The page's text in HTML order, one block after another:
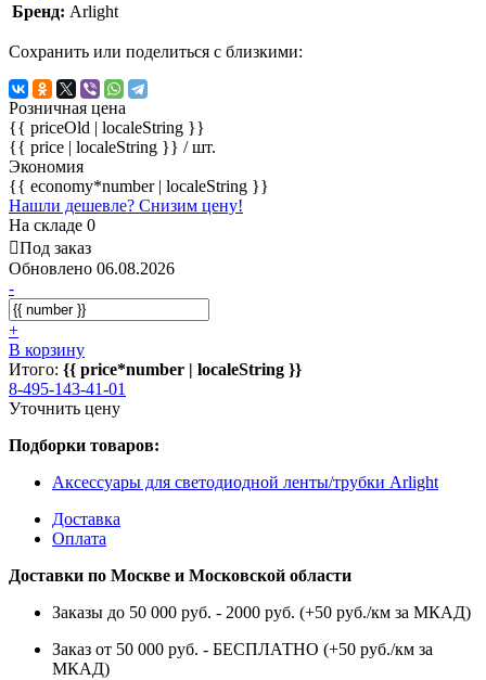
Бренд: Arlight
Сохранить или поделиться с близкими:
Розничная цена
{{ priceOld | localeString }}
{{ price | localeString }} / шт.
Экономия
{{ economy*number | localeString }}
Нашли дешевле? Снизим цену!
На складе 0
Под заказ
Обновлено 06.08.2026
-
+
В корзину
Итого: {{ price*number | localeString }}
8-495-143-41-01
Уточнить цену
Подборки товаров:
Аксессуары для светодиодной ленты/трубки Arlight
Доставка
Оплата
Доставки по Москве и Московской области
Заказы до 50 000 руб. - 2000 руб. (+50 руб./км за МКАД)
Заказ от 50 000 руб. - БЕСПЛАТНО (+50 руб./км за
МКАД)